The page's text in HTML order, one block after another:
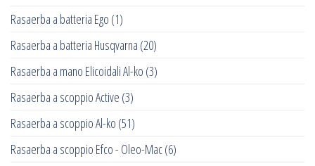
Rasaerba a batteria Ego (1)
Rasaerba a batteria Husqvarna (20)
Rasaerba a mano Elicoidali Al-ko (3)
Rasaerba a scoppio Active (3)
Rasaerba a scoppio Al-ko (51)
Rasaerba a scoppio Efco - Oleo-Mac(6)